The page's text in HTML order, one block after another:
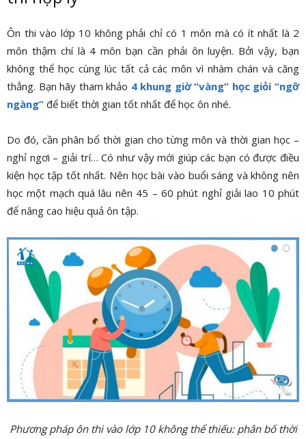
Ôn thi vào lớp 10 không phải chỉ có 1 môn mà có ít nhất là 2
môn thậm chí là 4 môn bạn cần phải ôn luyện. Bởi vậy, bạn
không thể học cùng lúc tất cả các môn vì nhàm chán và căng
thẳng. Bạn hãy tham khảo 4 khung giờ “vàng” học giỏi “ngỡ
ngàng” để biết thời gian tốt nhất để học ôn nhé.
Do đó, cần phân bổ thời gian cho từng môn và thời gian học –
nghỉ ngơi – giải trí… Có như vậy mới giúp các bạn có được điều
kiện học tập tốt nhất. Nên học bài vào buổi sáng và không nên
học một mạch quá lâu nên 45 – 60 phút nghỉ giải lao 10 phút
để nâng cao hiệu quả ôn tập.
Phương pháp ôn thi vào lớp 10 không thể thiếu: phân bố thời